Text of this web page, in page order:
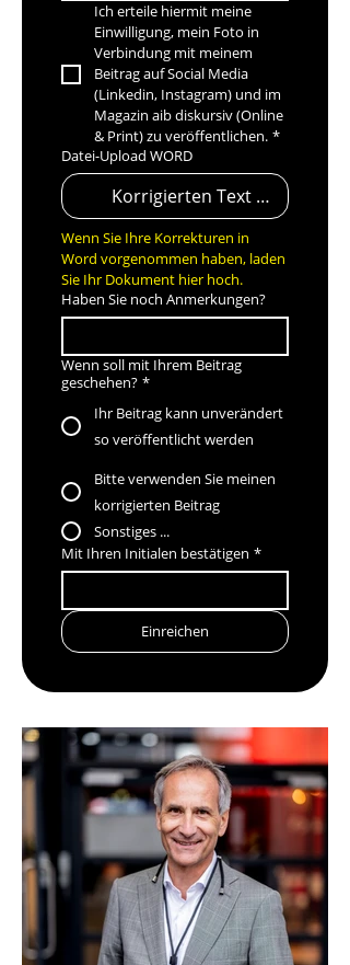
Ich erteile hiermit meine
Einwilligung, mein Foto in
Verbindung mit meinem
Beitrag auf Social Media
(Linkedin, Instagram) und im
Magazin aib diskursiv (Online
& Print) zu veröffentlichen. *
Datei-Upload WORD
Korrigierten Text hochladen
Wenn Sie Ihre Korrekturen in
Word vorgenommen haben, laden
Sie Ihr Dokument hier hoch.
Haben Sie noch Anmerkungen?
Wenn soll mit Ihrem Beitrag
geschehen? *
Ihr Beitrag kann unverändert
so veröffentlicht werden
Bitte verwenden Sie meinen
korrigierten Beitrag
Sonstiges ...
Mit Ihren Initialen bestätigen *
Einreichen